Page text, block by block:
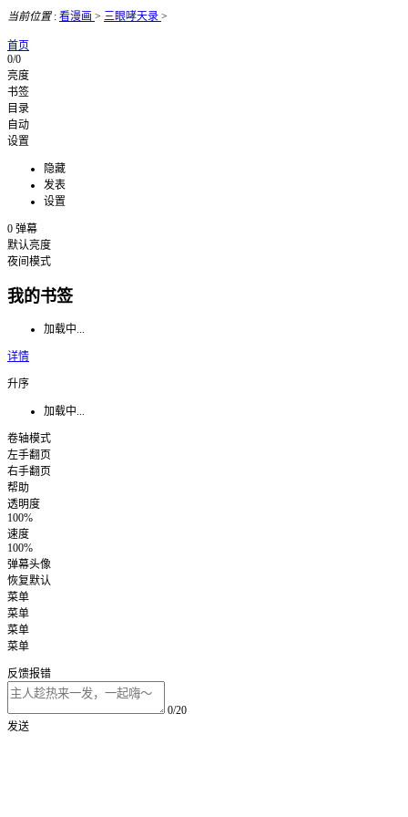
当前位置: 看漫画 > 三眼哮天录 >
首页
0/0
亮度
书签
目录
自动
设置
隐藏
发表
设置
0 弹幕
默认亮度
夜间模式
我的书签
加载中...
详情
升序
加载中...
卷轴模式
左手翻页
右手翻页
帮助
透明度
100%
速度
100%
弹幕头像
恢复默认
菜单
菜单
菜单
菜单
反馈报错
0/20
发送